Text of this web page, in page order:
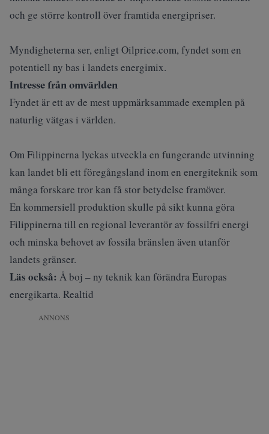
och ge större kontroll över framtida energipriser.
Myndigheterna ser, enligt Oilprice.com, fyndet som en
potentiell ny bas i landets energimix.
Intresse från omvärlden
Fyndet är ett av de mest uppmärksammade exemplen på
naturlig vätgas i världen.
Om Filippinerna lyckas utveckla en fungerande utvinning
kan landet bli ett föregångsland inom en energiteknik som
många forskare tror kan få stor betydelse framöver.
En kommersiell produktion skulle på sikt kunna göra
Filippinerna till en regional leverantör av fossilfri energi
och minska behovet av fossila bränslen även utanför
landets gränser.
Läs också: Å boj – ny teknik kan förändra Europas
energikarta. Realtid
ANNONS